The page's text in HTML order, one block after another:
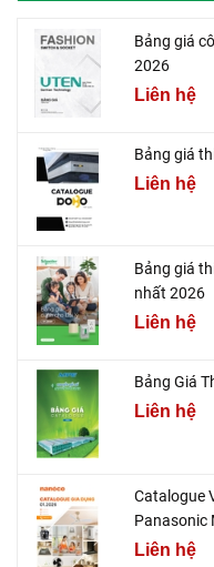
Bảng giá
2026
Liên hệ
Bảng giá
Liên hệ
Bảng giá
nhất 2026
Liên hệ
Bảng Giá
Liên hệ
Catalogue
Panasonic
Liên hệ